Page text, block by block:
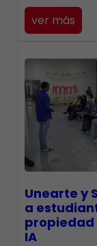
ver más
Unearte y
a
IA